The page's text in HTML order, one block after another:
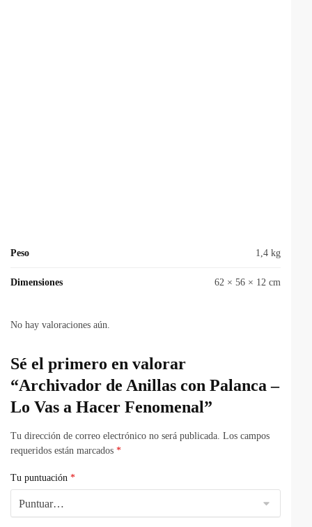
Peso 1,4 kg
Dimensiones 62 × 56 × 12 cm
No hay valoraciones aún.
Sé el primero en valorar
“Archivador de Anillas con Palanca –
Lo Vas a Hacer Fenomenal”
Tu dirección de correo electrónico no será publicada. Los campos
requeridos están marcados *
Tu puntuación *